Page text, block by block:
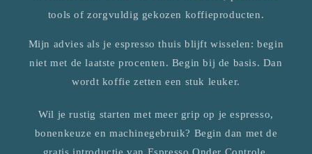
tools of zorgvuldig gekozen koffieproducten.
Mijn advies als je espresso thuis blijft wisselen: begin
niet met de laatste procenten. Begin bij de basis. Dan
wordt koffie zetten een stuk leuker.
Wil je rustig starten met meer grip op je espresso,
bonenkeuze en machinegebruik? Begin dan met de